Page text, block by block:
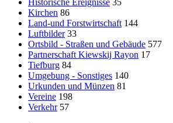
Historische Ereignisse 35
Kirchen 86
Land-und Forstwirtschaft 144
Luftbilder 33
Ortsbild - Straßen und Gebäude 577
Partnerschaft Kiewskij Rayon 17
Tiefburg 84
Umgebung - Sonstiges 140
Urkunden und Münzen 81
Vereine 198
Verkehr 57